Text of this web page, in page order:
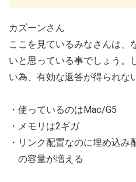
カズーンさん
ここを見ているみなさんは、
いと思っている事でしょう。
い為、有効な返答が得られな
・使っているのはMac/G5
・メモリは2ギガ
・リンク配置なのに埋め込
の容量が増える